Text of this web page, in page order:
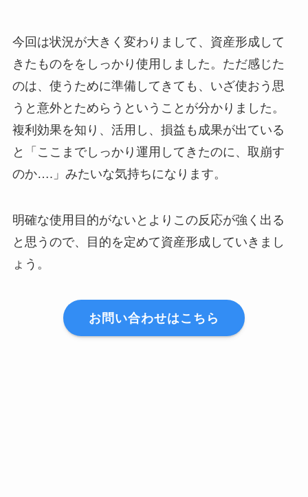
今回は状況が大きく変わりまして、資産形成して
きたものををしっかり使用しました。ただ感じた
のは、使うために準備してきても、いざ使おう思
うと意外とためらうということが分かりました。
複利効果を知り、活用し、損益も成果が出ている
と「ここまでしっかり運用してきたのに、取崩す
のか….」みたいな気持ちになります。
明確な使用目的がないとよりこの反応が強く出る
と思うので、目的を定めて資産形成していきまし
ょう。
お問い合わせはこちら